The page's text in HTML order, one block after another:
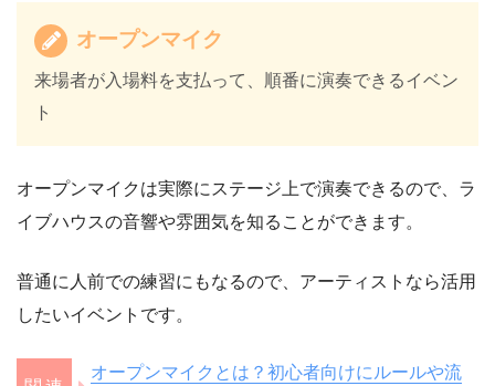
オープンマイク
来場者が入場料を支払って、順番に演奏できるイベン
ト
オープンマイクは実際にステージ上で演奏できるので、ラ
イブハウスの音響や雰囲気を知ることができます。
普通に人前での練習にもなるので、アーティストなら活用
したいイベントです。
オープンマイクとは？初心者向けにルールや流